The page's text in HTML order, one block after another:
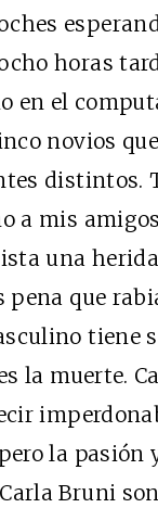
horas
en el
novios
distintos.
a mis
una
pena que
tiene
la muerte.
la pasión
Bruni